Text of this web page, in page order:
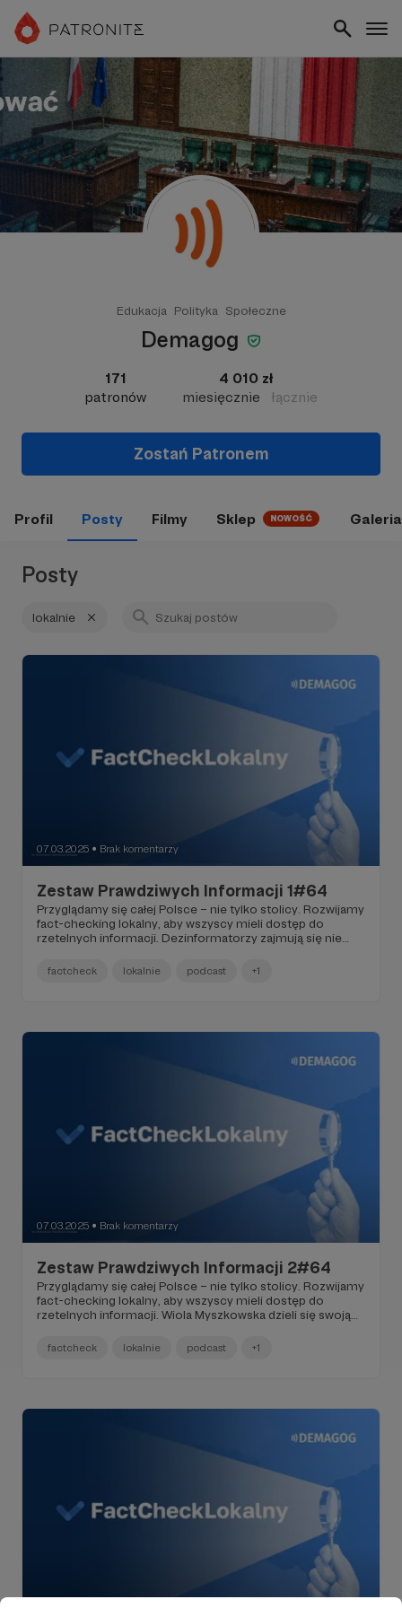
Edukacja Polityka Społeczne
Demagog
171
patronów
4 010 zł
miesięcznie
łącznie
Zostań Patronem
Profil Posty Filmy Sklep NOWOŚĆ Galeria
Posty
lokalnie
07.03.2025 ● Brak komentarzy
Zestaw Prawdziwych Informacji 1#64
Przyglądamy się całej Polsce – nie tylko stolicy. Rozwijamy
fact-checking lokalny, aby wszyscy mieli dostęp do
rzetelnych informacji. Dezinformatorzy zajmują się nie
dobrze w lokalnych sprawach i starają się aktywnie na nie
wpływać. A my konsekwentnie przeciwdziałamy
factcheck lokalnie podcast +1
07.03.2025 ● Brak komentarzy
Zestaw Prawdziwych Informacji 2#64
Przyglądamy się całej Polsce – nie tylko stolicy. Rozwijamy
fact-checking lokalny, aby wszyscy mieli dostęp do
rzetelnych informacji. Wiola Myszkowska dzieli się swoją
zajmują się nie tylko ogólnopolskimi tematami, orientują
się bardzo dobrze w lokalnych sprawach i starają się
factcheck lokalnie podcast +1